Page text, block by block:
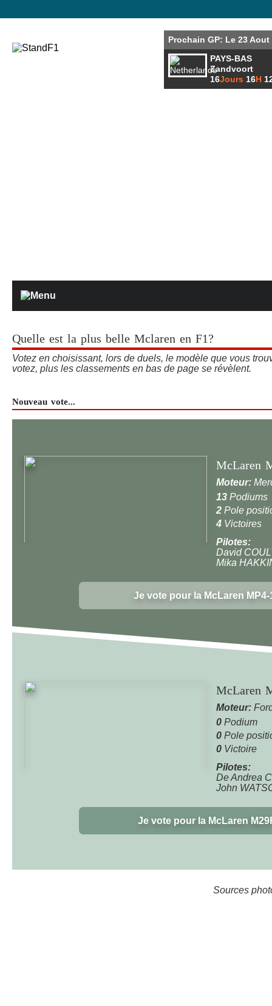
Prochain GP: Le 23 Aout
PAYS-BAS
Zandvoort
16Jours 16H
Quelle est la plus belle Mclaren en F1?
Votez en choisissant, lors de duels, le modèle que vous
votez, plus les classements en bas de page se révèlent.
Nouveau vote...
McLaren
Moteur:
13Podiums
2Pole
4Victoires
Pilotes:
David
Mika
Je vote pour la McLaren MP4-
McLaren
Moteur:
0Podium
0Pole
0Victoire
Pilotes:
De Andrea
John
Je vote pour la McLaren
Sources